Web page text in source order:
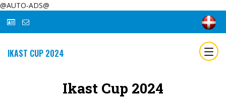
@AUTO-ADS@
IKAST CUP 2024
Ikast Cup 2024